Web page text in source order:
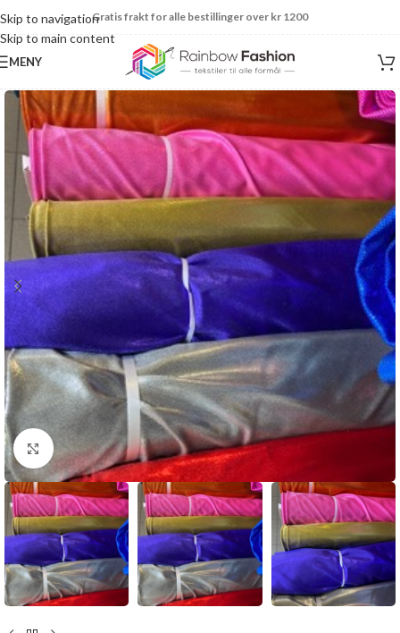
Skip to navigation
Skip to main content
Gratis frakt for alle bestillinger over kr 1200
MENY
Click to enlarge